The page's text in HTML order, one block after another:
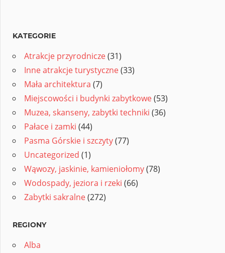
KATEGORIE
Atrakcje przyrodnicze(31)
Inne atrakcje turystyczne(33)
Mała architektura (7)
Miejscowości i budynki zabytkowe(53)
Muzea, skanseny, zabytki techniki (36)
Pałace i zamki (44)
Pasma Górskie i szczyty(77)
Uncategorized (1)
Wąwozy, jaskinie, kamieniołomy(78)
Wodospady, jeziora i rzeki (66)
Zabytki sakralne(272)
REGIONY
Alba